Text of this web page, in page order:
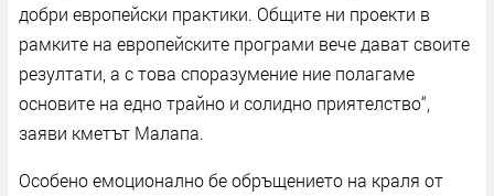
добри европейски практики. Общите ни проекти в
рамките на европейските програми вече дават своите
резултати, а с това споразумение ние полагаме
основите на едно трайно и солидно приятелство“,
заяви кметът Малапа.
Особено емоционално бе обръщението на краля от